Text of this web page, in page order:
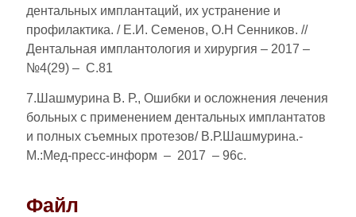
дентальных имплантаций, их устранение и
профилактика. / Е.И. Семенов, О.Н Сенников. //
Дентальная имплантология и хирургия – 2017 –
№4(29) – С.81
7.Шашмурина В. Р., Ошибки и осложнения лечения
больных с применением дентальных имплантатов
и полных съемных протезов/ В.Р.Шашмурина.-
М.:Мед-пресс-информ – 2017 – 96с.
Файл